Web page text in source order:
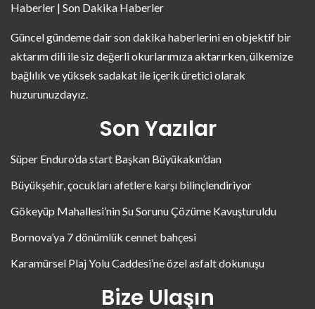
Haberler | Son Dakika Haberler
Güncel gündeme dair son dakika haberlerini en objektif bir
aktarım dili ile siz değerli okurlarımıza aktarırken, ülkemize
bağlılık ve yüksek sadakat ile içerik üretici olarak
huzurunuzdayız.
Son Yazılar
Süper Enduro’da start Başkan Büyükakın’dan
Büyükşehir, çocukları afetlere karşı bilinçlendiriyor
Gökeyüp Mahallesi’nin Su Sorunu Çözüme Kavuşturuldu
Bornova’ya 7 dönümlük cennet bahçesi
Karamürsel Plaj Yolu Caddesi’ne özel asfalt dokunuşu
Bize Ulaşın